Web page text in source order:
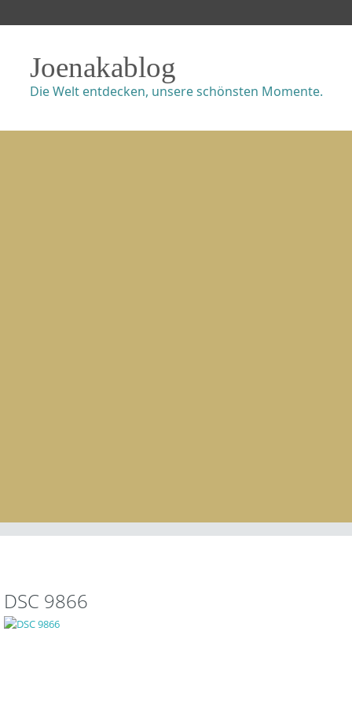
Joenakablog
Die Welt entdecken, unsere schönsten Momente.
DSC 9866